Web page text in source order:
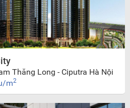
Thăng Long - Ciputra Hà Nội
m2